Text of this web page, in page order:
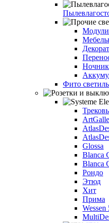
Модули
Фито
Glossa
Blanca
Blanca
Рондо
Этюд
Хит
Прима
Wessen